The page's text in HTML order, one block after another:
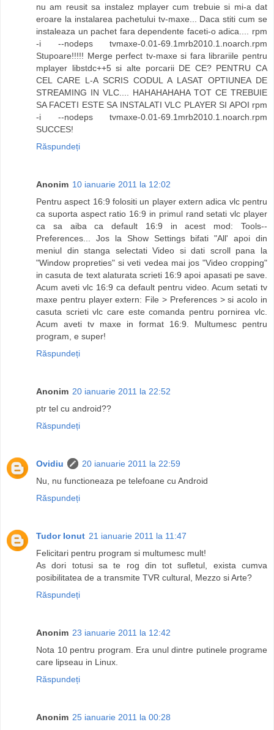
nu am reusit sa instalez mplayer cum trebuie si mi-a dat
eroare la instalarea pachetului tv-maxe... Daca stiti cum se
instaleaza un pachet fara dependente faceti-o adica.... rpm
-i --nodeps tvmaxe-0.01-69.1mrb2010.1.noarch.rpm
Stupoare!!!!! Merge perfect tv-maxe si fara librariile pentru
mplayer libstdc++5 si alte porcarii DE CE? PENTRU CA
CEL CARE L-A SCRIS CODUL A LASAT OPTIUNEA DE
STREAMING IN VLC.... HAHAHAHAHA TOT CE TREBUIE
SA FACETI ESTE SA INSTALATI VLC PLAYER SI APOI rpm
-i --nodeps tvmaxe-0.01-69.1mrb2010.1.noarch.rpm
SUCCES!
Răspundeți
Anonim 10 ianuarie 2011 la 12:02
Pentru aspect 16:9 folositi un player extern adica vlc pentru
ca suporta aspect ratio 16:9 in primul rand setati vlc player
ca sa aiba ca default 16:9 in acest mod: Tools--
Preferences... Jos la Show Settings bifati "All' apoi din
meniul din stanga selectati Video si dati scroll pana la
"Window propreties" si veti vedea mai jos "Video cropping"
in casuta de text alaturata scrieti 16:9 apoi apasati pe save.
Acum aveti vlc 16:9 ca default pentru video. Acum setati tv
maxe pentru player extern: File > Preferences > si acolo in
casuta scrieti vlc care este comanda pentru pornirea vlc.
Acum aveti tv maxe in format 16:9. Multumesc pentru
program, e super!
Răspundeți
Anonim 20 ianuarie 2011 la 22:52
ptr tel cu android??
Răspundeți
Ovidiu
20 ianuarie 2011 la 22:59
Nu, nu functioneaza pe telefoane cu Android
Răspundeți
Tudor Ionut 21 ianuarie 2011 la 11:47
Felicitari pentru program si multumesc mult!
As dori totusi sa te rog din tot sufletul, exista cumva
posibilitatea de a transmite TVR cultural, Mezzo si Arte?
Răspundeți
Anonim 23 ianuarie 2011 la 12:42
Nota 10 pentru program. Era unul dintre putinele programe
care lipseau in Linux.
Răspundeți
Anonim 25 ianuarie 2011 la 00:28